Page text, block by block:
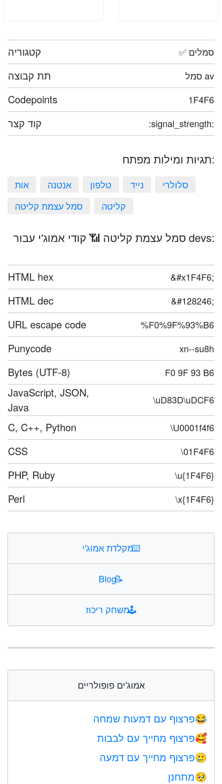
קטגוריה ✅ סמלים
תת קבוצה סמל av
Codepoints 1F4F6
קוד קצר :signal_strength:
תגיות ומילות מפתח:
אות אנטנה טלפון נייד
סלולרי
סמל עצמת קליטה
קליטה
סמל עצמת קליטה 📶 קודי אמוג'י עבור devs:
HTML hex &#x1F4F6;
HTML dec &#128246;
URL escape code %F0%9F%93%B6
Punycode xn--su8h
Bytes (UTF-8) F0 9F 93 B6
JavaScript, JSON,
Java
\uD83D\uDCF6
C, C++, Python \U0001f4f6
CSS \01F4F6
PHP, Ruby \u{1F4F6}
Perl \x{1F4F6}
⌨️מקלדת אמוג'י
📝
Blog
🕹️משחק ריכוז
אמוג'ים פופולריים
😂פרצוף עם דמעות שמחה
🥰פרצוף מחייך עם לבבות
🥲פרצוף מחייך עם דמעה
🥺מתחנן